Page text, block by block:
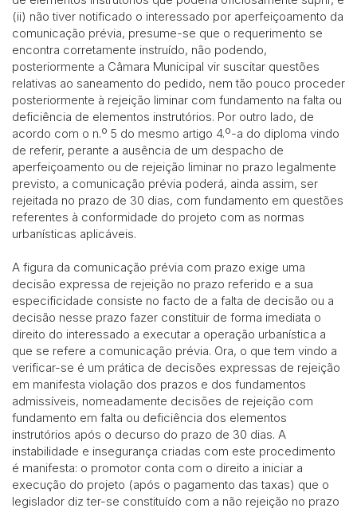
(ii) não tiver notificado o interessado por aperfeiçoamento da
comunicação prévia, presume-se que o requerimento se
encontra corretamente instruído, não podendo,
posteriormente a Câmara Municipal vir suscitar questões
relativas ao saneamento do pedido, nem tão pouco proceder
posteriormente à rejeição liminar com fundamento na falta ou
deficiência de elementos instrutórios. Por outro lado, de
acordo com o n.º 5 do mesmo artigo 4.º-a do diploma vindo
de referir, perante a ausência de um despacho de
aperfeiçoamento ou de rejeição liminar no prazo legalmente
previsto, a comunicação prévia poderá, ainda assim, ser
rejeitada no prazo de 30 dias, com fundamento em questões
referentes à conformidade do projeto com as normas
urbanísticas aplicáveis.
A figura da comunicação prévia com prazo exige uma
decisão expressa de rejeição no prazo referido e a sua
especificidade consiste no facto de a falta de decisão ou a
decisão nesse prazo fazer constituir de forma imediata o
direito do interessado a executar a operação urbanística a
que se refere a comunicação prévia. Ora, o que tem vindo a
verificar-se é um prática de decisões expressas de rejeição
em manifesta violação dos prazos e dos fundamentos
admissíveis, nomeadamente decisões de rejeição com
fundamento em falta ou deficiência dos elementos
instrutórios após o decurso do prazo de 30 dias. A
instabilidade e insegurança criadas com este procedimento
é manifesta: o promotor conta com o direito a iniciar a
execução do projeto (após o pagamento das taxas) que o
legislador diz ter-se constituído com a não rejeição no prazo